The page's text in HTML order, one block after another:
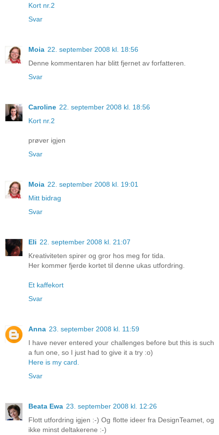
Kort nr.2
Svar
Moia 22. september 2008 kl. 18:56
Denne kommentaren har blitt fjernet av forfatteren.
Svar
Caroline 22. september 2008 kl. 18:56
Kort nr.2
prøver igjen
Svar
Moia 22. september 2008 kl. 19:01
Mitt bidrag
Svar
Eli 22. september 2008 kl. 21:07
Kreativiteten spirer og gror hos meg for tida.
Her kommer fjerde kortet til denne ukas utfordring.
Et kaffekort
Svar
Anna 23. september 2008 kl. 11:59
I have never entered your challenges before but this is such
a fun one, so I just had to give it a try :o)
Here is my card.
Svar
Beata Ewa 23. september 2008 kl. 12:26
Flott utfordring igjen :-) Og flotte ideer fra DesignTeamet, og
ikke minst deltakerene :-)